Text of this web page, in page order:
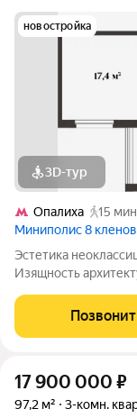
новостройка
3D-тур
Опалиха
15
Миниполис 8 кленов
Эстетика
Изящность
Несмотря на
магистралей
17 900 000 ₽
97,2 м² 3-комн.